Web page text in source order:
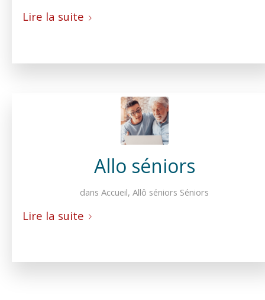
Lire la suite
Allo séniors
dans Accueil, Allô séniors Séniors
Lire la suite